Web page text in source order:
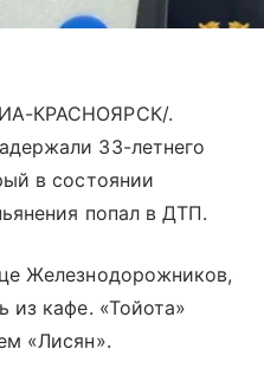
КРАСНОЯРСК/.
33-летнего
в состоянии
попал в ДТП.
Железнодорожников,
из кафе. «Тойота»
«Лисян».